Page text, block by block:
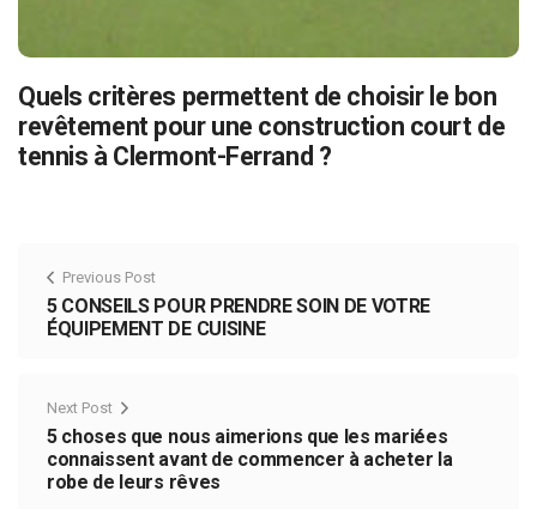
Quels critères permettent de choisir le bon
revêtement pour une construction court de
tennis à Clermont-Ferrand ?
Previous Post
5 CONSEILS POUR PRENDRE SOIN DE VOTRE
ÉQUIPEMENT DE CUISINE
Next Post
5 choses que nous aimerions que les mariées
connaissent avant de commencer à acheter la
robe de leurs rêves